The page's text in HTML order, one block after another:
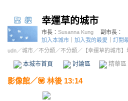
幸運草的城市
市長： Susanna Kung
副市長：
加入本城市
加入我的最愛
訂閱
udn／城市／不分類 ／不分類 ／ 【幸運草的城市
本城市首頁 討論區 精華區
影像館／💟 林後 13:14